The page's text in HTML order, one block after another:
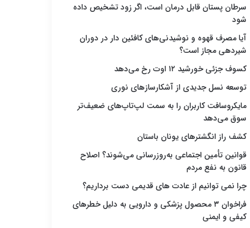
سرطان پستان قابل درمان است، اگر زود تشخیص داده
شود
آیا مصرف قهوه و نوشیدنی‌های کافئین دار در دوران
شیردهی مجاز است؟
کسوف جزئی خورشید ۱۲ اوت رخ می‌دهد
توسعه نسل جدیدی از آشکارسازهای نوری
مایکروسافت کاربران را به سمت لپ‌تاپ‌های ضعیف‌تر
سوق می‌دهد
کشف راز انگشترهای یونان باستان
قوانین تأمین اجتماعی به‌روزرسانی می‌شوند؟ اصلاح
قانون به نفع مردم
چرا نمی توانیم از عادت های قدیمی دست برداریم؟
فراخوان ۳ محصول پزشکی و دارویی به دلیل خطرهای
کیفی و ایمنی